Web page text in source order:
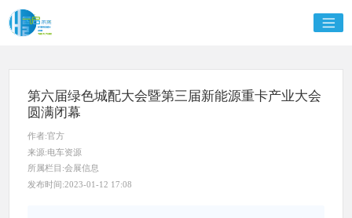
第六届绿色城配大会暨第三届新能源重卡产业大会
圆满闭幕
作者:官方
来源:电车资源
所属栏目:会展信息
发布时间:2023-01-12 17:08